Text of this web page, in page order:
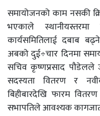
समायोजनको काम नसकी
भएकाले
कार्यसमितिलाई दबाब
अबको दुई÷चार दिनमा
सचिव कृष्णप्रसाद पौडेलले
सदस्यता वितरण र
बिहीबारदेखि फारम
सभापतिले आवश्यक